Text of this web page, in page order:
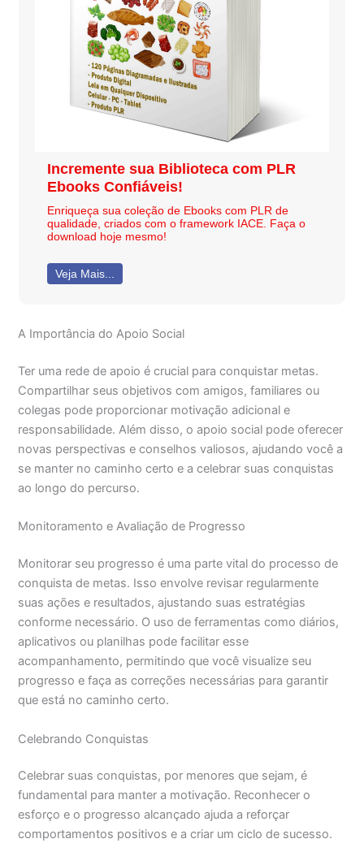
Incremente sua Biblioteca com PLR
Ebooks Confiáveis!
Enriqueça sua coleção de Ebooks com PLR de
qualidade, criados com o framework IACE. Faça o
download hoje mesmo!
Veja Mais...
A Importância do Apoio Social
Ter uma rede de apoio é crucial para conquistar metas.
Compartilhar seus objetivos com amigos, familiares ou
colegas pode proporcionar motivação adicional e
responsabilidade. Além disso, o apoio social pode oferecer
novas perspectivas e conselhos valiosos, ajudando você a
se manter no caminho certo e a celebrar suas conquistas
ao longo do percurso.
Monitoramento e Avaliação de Progresso
Monitorar seu progresso é uma parte vital do processo de
conquista de metas. Isso envolve revisar regularmente
suas ações e resultados, ajustando suas estratégias
conforme necessário. O uso de ferramentas como diários,
aplicativos ou planilhas pode facilitar esse
acompanhamento, permitindo que você visualize seu
progresso e faça as correções necessárias para garantir
que está no caminho certo.
Celebrando Conquistas
Celebrar suas conquistas, por menores que sejam, é
fundamental para manter a motivação. Reconhecer o
esforço e o progresso alcançado ajuda a reforçar
comportamentos positivos e a criar um ciclo de sucesso.